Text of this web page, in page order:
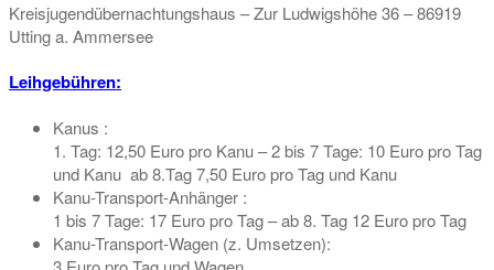
Kreisjugendübernachtungshaus – Zur Ludwigshöhe 36 – 86919
Utting a. Ammersee
Leihgebühren:
Kanus :
1. Tag: 12,50 Euro pro Kanu – 2 bis 7 Tage: 10 Euro pro Tag
und Kanu ab 8.Tag 7,50 Euro pro Tag und Kanu
Kanu-Transport-Anhänger :
1 bis 7 Tage: 17 Euro pro Tag – ab 8. Tag 12 Euro pro Tag
Kanu-Transport-Wagen (z. Umsetzen):